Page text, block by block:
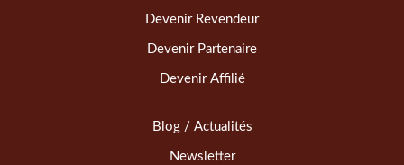
Devenir Revendeur
Devenir Partenaire
Devenir Affilié
Blog / Actualités
Newsletter